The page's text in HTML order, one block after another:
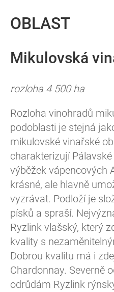
OBLAST
Mikulovská
rozloha 4 500 ha
Rozloha vinohradů
podoblasti je stejná
mikulovské vinařské
charakterizují
výběžek vápencových
krásné, ale hlavně
vyzrávat. Podloží je
písků a spraší.
Ryzlink vlašský, který
kvality s
Dobrou kvalitu má i
Chardonnay. Severně
odrůdám Ryzlink